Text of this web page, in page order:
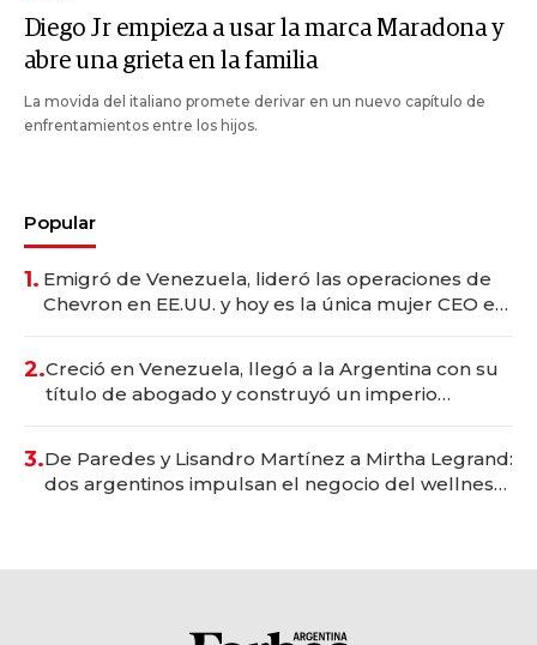
Diego Jr empieza a usar la marca Maradona y
abre una grieta en la familia
La movida del italiano promete derivar en un nuevo capítulo de
enfrentamientos entre los hijos.
Popular
1. Emigró de Venezuela, lideró las operaciones de
Chevron en EE.UU. y hoy es la única mujer CEO en
2.Creció en Venezuela, llegó a la Argentina con su
título de abogado y construyó un imperio
3.De Paredes y Lisandro Martínez a Mirtha Legrand:
dos argentinos impulsan el negocio del wellness